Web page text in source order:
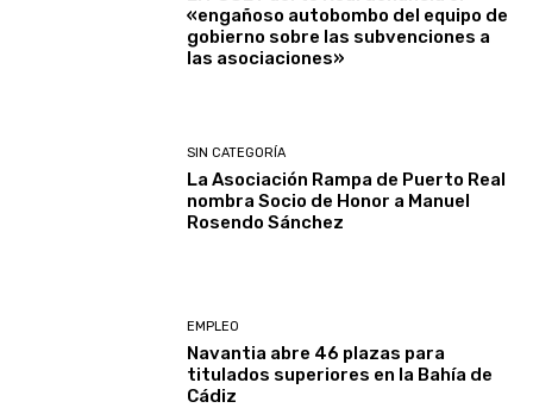
«engañoso autobombo del equipo de
gobierno sobre las subvenciones a
las asociaciones»
SIN CATEGORÍA
La Asociación Rampa de Puerto Real
nombra Socio de Honor a Manuel
Rosendo Sánchez
EMPLEO
Navantia abre 46 plazas para
titulados superiores en la Bahía de
Cádiz